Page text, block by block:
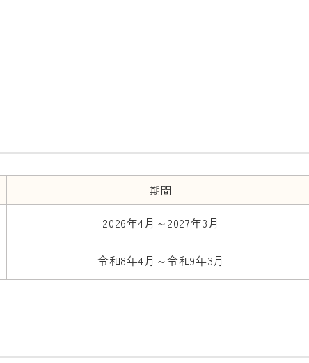
期間
2026年4月～2027年3月
令和8年4月～令和9年3月